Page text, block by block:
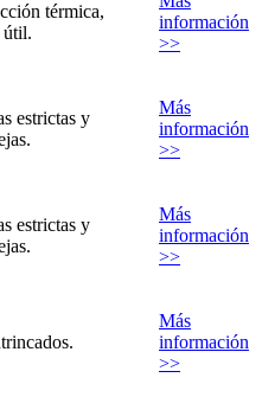
térmica,
útil.
información
>>
estrictas y
Más
información
>>
estrictas y
Más
información
>>
Más
información
>>